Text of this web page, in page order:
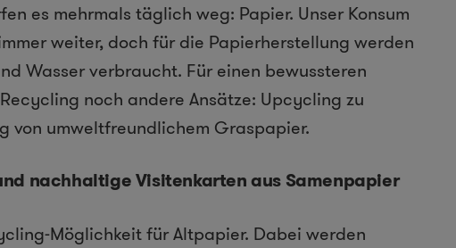
es mehrmals täglich weg: Papier. Unser Konsum
weiter, doch für die Papierherstellung werden
Wasser verbraucht. Für einen bewussteren
noch andere Ansätze: Upcycling zu
von umweltfreundlichem Graspapier.
nachhaltige Visitenkarten aus Samenpapier
Möglichkeit für Altpapier. Dabei werden